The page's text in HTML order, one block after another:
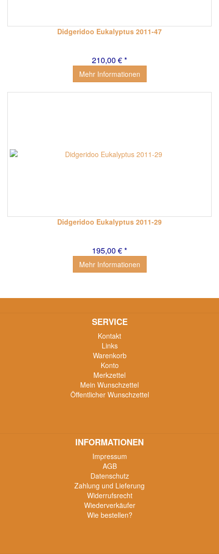
Didgeridoo Eukalyptus 2011-47
210,00 € *
Mehr Informationen
Didgeridoo Eukalyptus 2011-29
195,00 € *
Mehr Informationen
SERVICE
Kontakt
Links
Warenkorb
Konto
Merkzettel
Mein Wunschzettel
Öffentlicher Wunschzettel
INFORMATIONEN
Impressum
AGB
Datenschutz
Zahlung und Lieferung
Widerrufsrecht
Wiederverkäufer
Wie bestellen?